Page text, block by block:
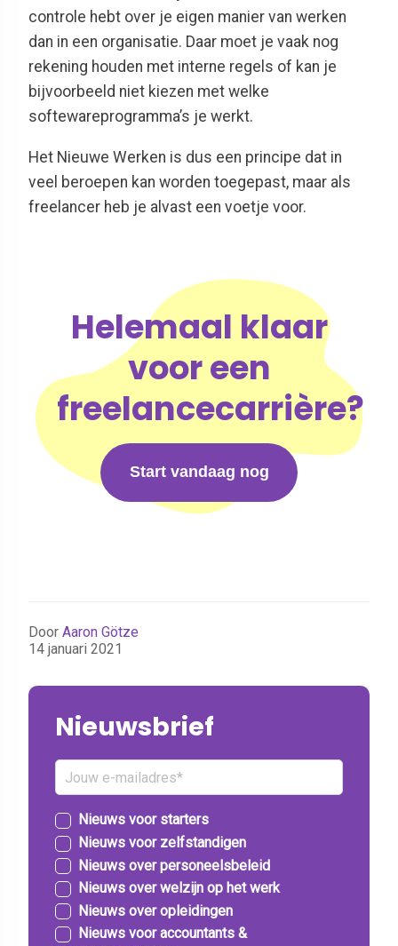
controle hebt over je eigen manier van werken
dan in een organisatie. Daar moet je vaak nog
rekening houden met interne regels of kan je
bijvoorbeeld niet kiezen met welke
softewareprogramma’s je werkt.
Het Nieuwe Werken is dus een principe dat in
veel beroepen kan worden toegepast, maar als
freelancer heb je alvast een voetje voor.
Helemaal klaar
voor een
freelancecarrière?
Start vandaag nog
Door Aaron Götze
14 januari 2021
Nieuwsbrief
Nieuws voor starters
Nieuws voor zelfstandigen
Nieuws over personeelsbeleid
Nieuws over welzijn op het werk
Nieuws over opleidingen
Nieuws voor accountants &